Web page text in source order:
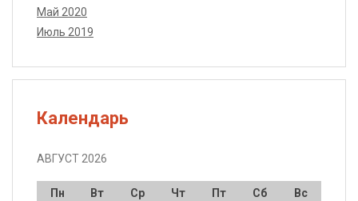
Май 2020
Июль 2019
Календарь
АВГУСТ 2026
Пн Вт Ср Чт Пт Сб
Вс